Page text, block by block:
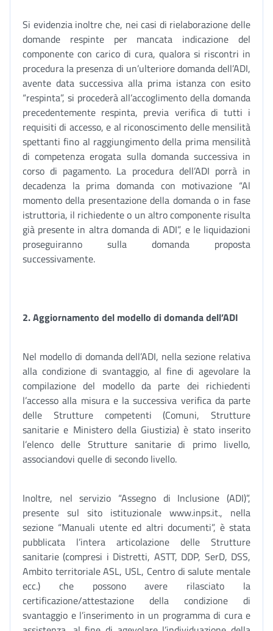
Si evidenzia inoltre che, nei casi di rielaborazione delle
domande respinte per mancata indicazione del
componente con carico di cura, qualora si riscontri in
procedura la presenza di un’ulteriore domanda dell’ADI,
avente data successiva alla prima istanza con esito
“respinta”, si procederà all’accoglimento della domanda
precedentemente respinta, previa verifica di tutti i
requisiti di accesso, e al riconoscimento delle mensilità
spettanti fino al raggiungimento della prima mensilità
di competenza erogata sulla domanda successiva in
corso di pagamento. La procedura dell’ADI porrà in
decadenza la prima domanda con motivazione “Al
momento della presentazione della domanda o in fase
istruttoria, il richiedente o un altro componente risulta
già presente in altra domanda di ADI”, e le liquidazioni
proseguiranno sulla domanda proposta
successivamente.
2. Aggiornamento del modello di domanda dell’ADI
Nel modello di domanda dell’ADI, nella sezione relativa
alla condizione di svantaggio, al fine di agevolare la
compilazione del modello da parte dei richiedenti
l’accesso alla misura e la successiva verifica da parte
delle Strutture competenti (Comuni, Strutture
sanitarie e Ministero della Giustizia) è stato inserito
l’elenco delle Strutture sanitarie di primo livello,
associandovi quelle di secondo livello.
Inoltre, nel servizio “Assegno di Inclusione (ADI)”,
presente sul sito istituzionale www.inps.it., nella
sezione “Manuali utente ed altri documenti”, è stata
pubblicata l’intera articolazione delle Strutture
sanitarie (compresi i Distretti, ASTT, DDP, SerD, DSS,
Ambito territoriale ASL, USL, Centro di salute mentale
ecc.) che possono avere rilasciato la
certificazione/attestazione della condizione di
svantaggio e l’inserimento in un programma di cura e